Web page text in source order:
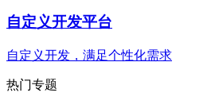
自定义开发平台
自定义开发，满足个性化需求
热门专题